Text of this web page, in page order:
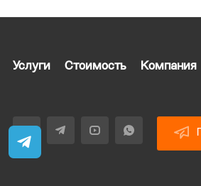
Услуги Стоимость Компания